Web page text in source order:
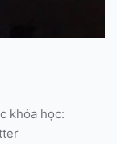
khóa học: